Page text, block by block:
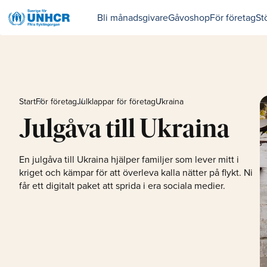
Bli månadsgivareGåvoshopFör företag
StartFör företagJulklappar för företagUkraina
Julgåva till Ukraina
En julgåva till Ukraina hjälper familjer som lever mitt i
kriget och kämpar för att överleva kalla nätter på flykt. Ni
får ett digitalt paket att sprida i era sociala medier.